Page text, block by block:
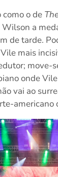
como o de
a
de tarde.
mais
move-
onde
vai ao
americano